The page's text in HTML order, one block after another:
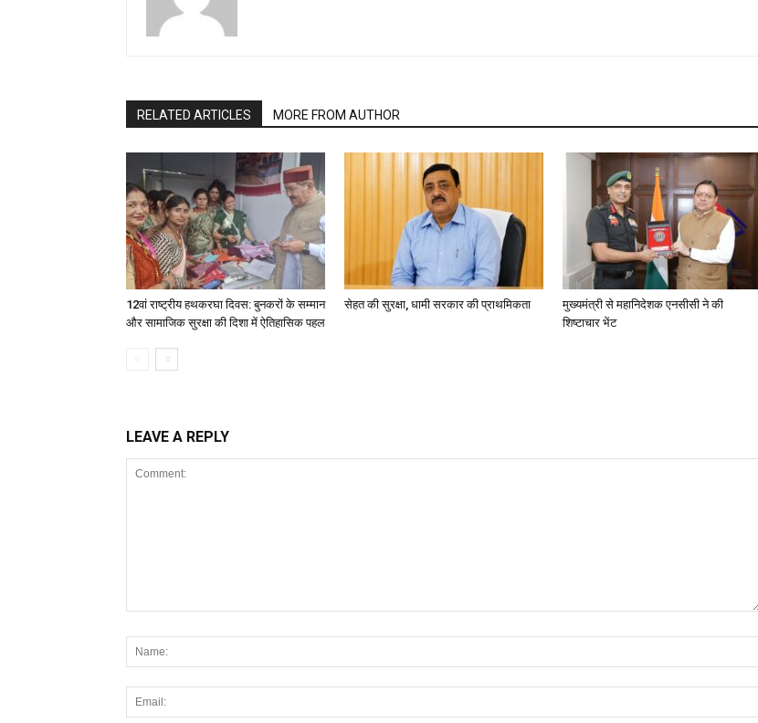
RELATED ARTICLES MORE FROM AUTHOR
12वां राष्ट्रीय हथकरघा दिवस: बुनकरों के सम्मान
और सामाजिक सुरक्षा की दिशा में ऐतिहासिक पहल
सेहत की सुरक्षा, धामी सरकार की प्राथमिकता
मुख्यमंत्री से महानिदेशक एनसीसी ने की
शिष्टाचार भेंट
LEAVE A REPLY